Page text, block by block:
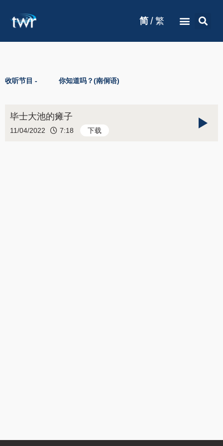
简 / 繁
收听节目 - 你知道吗？(南侗语)
毕士大池的瘫子
11/04/2022 7:18 下载